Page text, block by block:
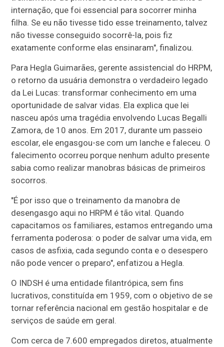
internação, que foi essencial para socorrer minha
filha. Se eu não tivesse tido esse treinamento, talvez
não tivesse conseguido socorrê-la, pois fiz
exatamente conforme elas ensinaram", finalizou.
Para Hegla Guimarães, gerente assistencial do HRPM,
o retorno da usuária demonstra o verdadeiro legado
da Lei Lucas: transformar conhecimento em uma
oportunidade de salvar vidas. Ela explica que lei
nasceu após uma tragédia envolvendo Lucas Begalli
Zamora, de 10 anos. Em 2017, durante um passeio
escolar, ele engasgou-se com um lanche e faleceu. O
falecimento ocorreu porque nenhum adulto presente
sabia como realizar manobras básicas de primeiros
socorros.
"É por isso que o treinamento da manobra de
desengasgo aqui no HRPM é tão vital. ​Quando
capacitamos os familiares, estamos entregando uma
ferramenta poderosa: o poder de salvar uma vida, em
casos de asfixia, cada segundo conta e o desespero
não pode vencer o preparo", enfatizou a Hegla.
O INDSH é uma entidade filantrópica, sem fins
lucrativos, constituída em 1959, com o objetivo de se
tornar referência nacional em gestão hospitalar e de
serviços de saúde em geral.
Com cerca de 7.600 empregados diretos, atualmente